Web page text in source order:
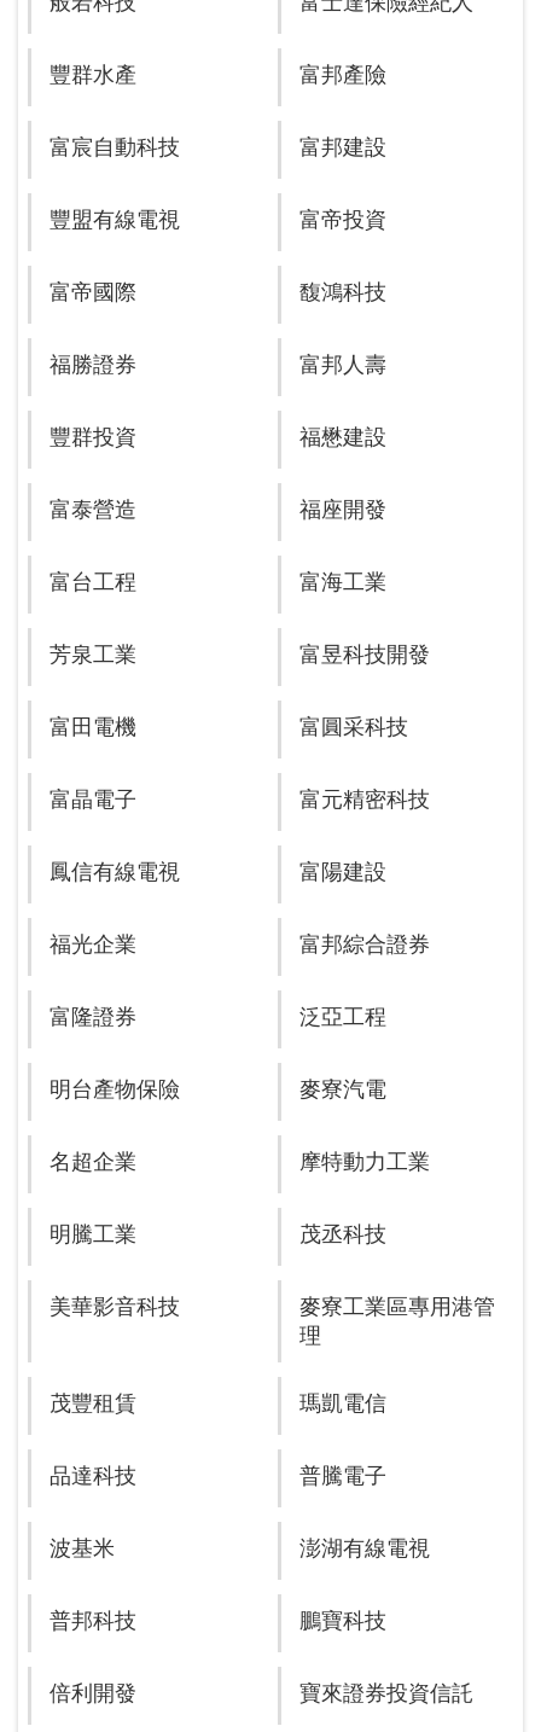
豐群水產 富邦產險
富宸自動科技 富邦建設
豐盟有線電視 富帝投資
富帝國際 馥鴻科技
福勝證券 富邦人壽
豐群投資 福懋建設
富泰營造 福座開發
富台工程 富海工業
芳泉工業 富昱科技開發
富田電機 富圓采科技
富晶電子 富元精密科技
鳳信有線電視 富陽建設
福光企業 富邦綜合證券
富隆證券 泛亞工程
明台產物保險 麥寮汽電
名超企業 摩特動力工業
明騰工業 茂丞科技
美華影音科技
麥寮工業區專用港管
理
茂豐租賃 瑪凱電信
品達科技 普騰電子
波基米 澎湖有線電視
普邦科技 鵬寶科技
倍利開發 寶來證券投資信託